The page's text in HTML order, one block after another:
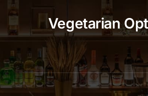
Vegetarian